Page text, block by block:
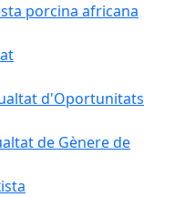
porcina africana
d'Oportunitats
de Gènere de